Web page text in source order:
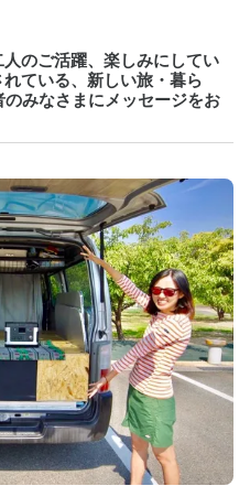
のご活躍、楽しみにしてい
ている、新しい旅・暮ら
のみなさまにメッセージをお